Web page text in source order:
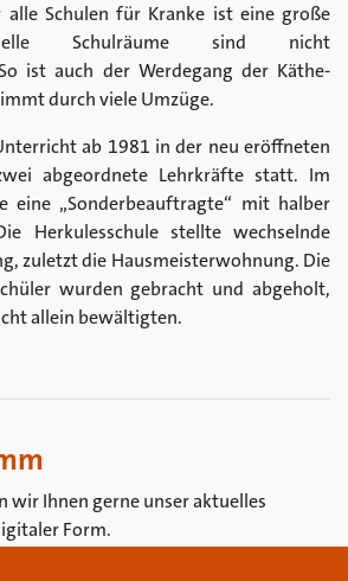
alle Schulen für Kranke ist eine große
Schulräume sind nicht
ist auch der Werdegang der Käthe-
durch viele Umzüge.
ab 1981 in der neu eröffneten
abgeordnete Lehrkräfte statt. Im
eine „Sonderbeauftragte“ mit halber
Herkulesschule stellte wechselnde
zuletzt die Hausmeisterwohnung. Die
wurden gebracht und abgeholt,
allein bewältigten.
wir Ihnen gerne unser aktuelles
Form.